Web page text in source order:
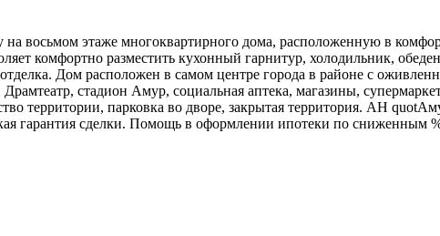
восьмом этаже многоквартирного дома, расположенную в
комфортно разместить кухонный гарнитур, холодильник,
Дом расположен в самом центре города в районе с
стадион Амур, социальная аптека, магазины,
территории, парковка во дворе, закрытая территория. АН
гарантия сделки. Помощь в оформлении ипотеки по сниженным